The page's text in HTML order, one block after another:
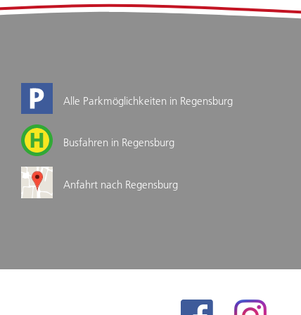
Alle Parkmöglichkeiten in Regensburg
Busfahren in Regensburg
Anfahrt nach Regensburg